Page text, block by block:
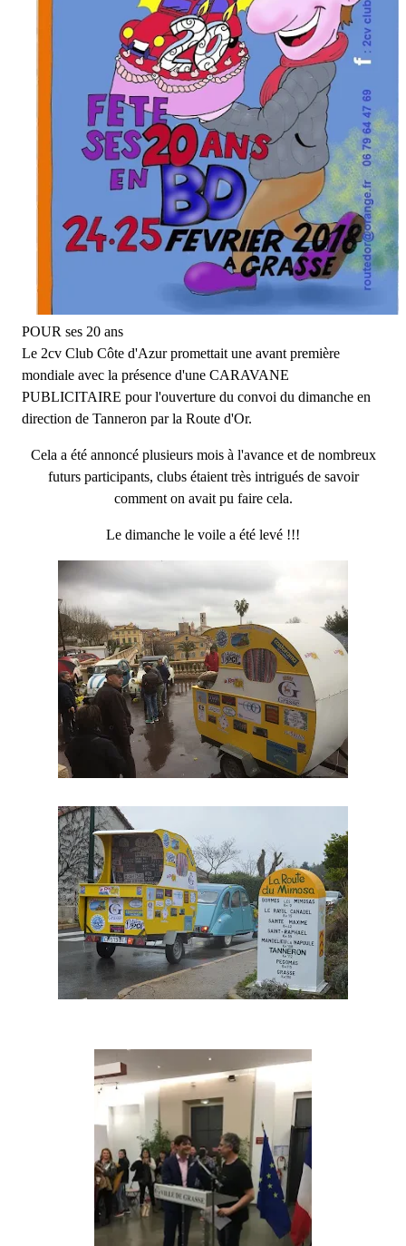
POUR ses 20 ans
Le 2cv Club Côte d'Azur promettait une avant première
mondiale avec la présence d'une CARAVANE
PUBLICITAIRE pour l'ouverture du convoi du dimanche en
direction de Tanneron par la Route d'Or.
Cela a été annoncé plusieurs mois à l'avance et de nombreux
futurs participants, clubs étaient très intrigués de savoir
comment on avait pu faire cela.
Le dimanche le voile a été levé !!!